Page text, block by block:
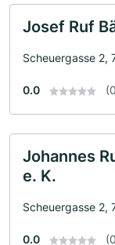
Josef Ruf
Scheuergasse 2,
0.0
Johannes
e. K.
Scheuergasse 2,
0.0